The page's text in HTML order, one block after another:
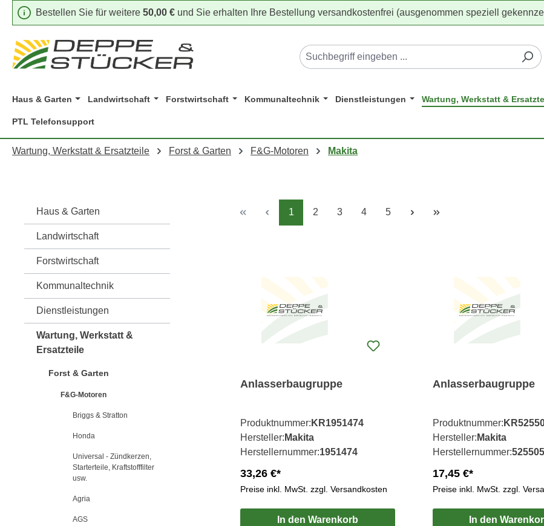
Hauptinhalt springen
Zur Suche springen
Zur Hauptnavigation springen
Bestellen Sie für weitere 50,00 € und Sie erhalten Ihre Bestellung versandkostenfrei (ausgenommen speziell
Haus & Garten Landwirtschaft Forstwirtschaft Kommunaltechnik Dienstleistungen Wartung, Werkstatt &
PTL Telefonsupport
Wartung, Werkstatt & Ersatzteile Forst & Garten F&G-Motoren Makita
Haus & Garten
Landwirtschaft
Forstwirtschaft
Kommunaltechnik
Dienstleistungen
Wartung, Werkstatt &
Ersatzteile
Forst & Garten
F&G-Motoren
Briggs & Stratton
Honda
Universal - Zündkerzen,
Starterteile, Kraftstofffilter
usw.
Agria
AGS
Seite
1 Seite
2 Seite
3 Seite
4 Seite
5
Anlasserbaugruppe
Produktnummer: KR1951474
Hersteller: Makita
Herstellernummer:1951474
33,26 €*
Preise inkl. MwSt. zzgl. Versandkosten
In den Warenkorb
Anlasserbaugruppe
Produktnummer:
Hersteller: Makita
Herstellernummer:
17,45 €*
Preise inkl. MwSt. zzgl.
In den